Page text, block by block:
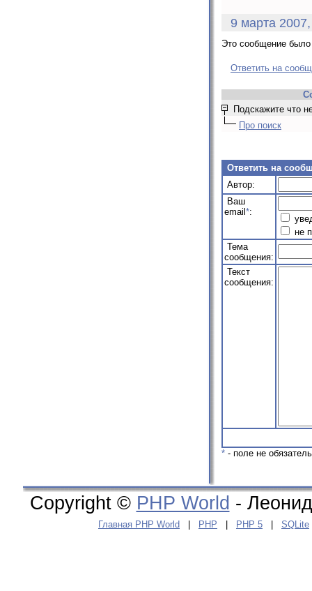
9 марта
Это сообщение было
Ответить на
Подскажите что
Про поиск
Ответить на
Автор:
Ваш
email *:
не
Тема
сообщения:
Текст
сообщения:
* - поле не
Copyright © PHP World -
Главная PHP World PHP PHP 5 SQLite